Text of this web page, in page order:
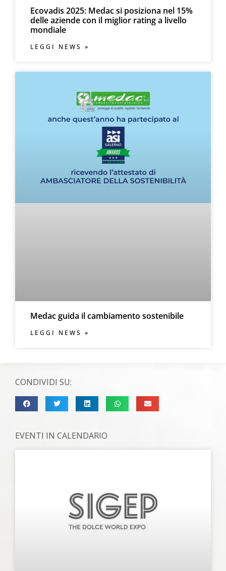
CONDIVIDI SU:
EVENTI IN CALENDARIO
Ecovadis 2025: Medac si posiziona nel 15%
delle aziende con il miglior rating a livello
mondiale
LEGGI NEWS »
Medac guida il cambiamento sostenibile
LEGGI NEWS »